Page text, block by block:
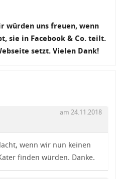
würden uns freuen, wenn
sie in Facebook & Co. teilt.
setzt. Vielen Dank!
am 24.11.2018
wenn wir nun keinen
finden würden. Danke.